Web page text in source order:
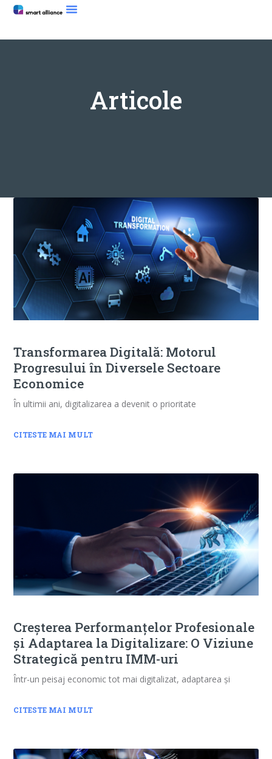
Articole
Transformarea Digitală: Motorul
Progresului în Diversele Sectoare
Economice
În ultimii ani, digitalizarea a devenit o prioritate
CITESTE MAI MULT
Creșterea Performanțelor Profesionale
și Adaptarea la Digitalizare: O Viziune
Strategică pentru IMM-uri
Într-un peisaj economic tot mai digitalizat, adaptarea și
CITESTE MAI MULT